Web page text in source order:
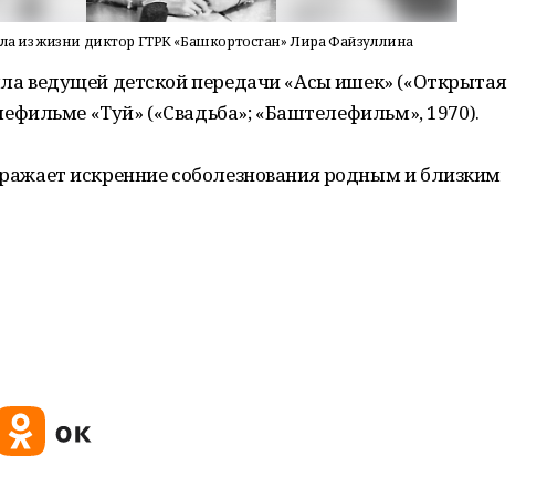
из жизни диктор ГТРК «Башкортостан» Лира Файзуллина
ведущей детской передачи «Асыҡ ишек» («Открытая
«Туй» («Свадьба»; «Баштелефильм», 1970).
искренние соболезнования родным и близким